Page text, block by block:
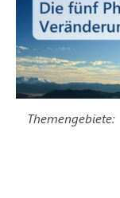
Themengebiete: